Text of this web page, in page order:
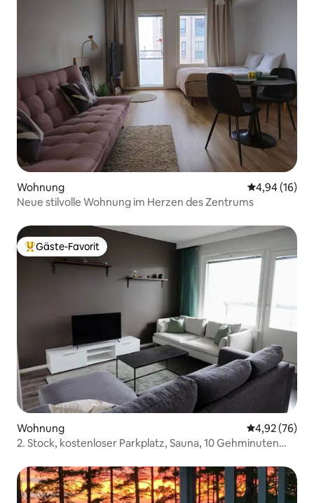
Wohnung
4,94 (16)
Neue stilvolle Wohnung im Herzen des Zentrums
Beliebter Gäste-Favorit.
Gäste-Favorit
Wohnung
4,92 (76)
2. Stock, kostenloser Parkplatz, Sauna, 10 Gehminuten